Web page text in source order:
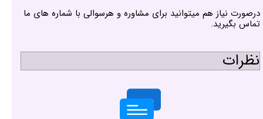
درصورت نیاز هم میتوانید برای مشاوره و هرسوالی با شماره های ما
تماس بگیرید.
نظرات